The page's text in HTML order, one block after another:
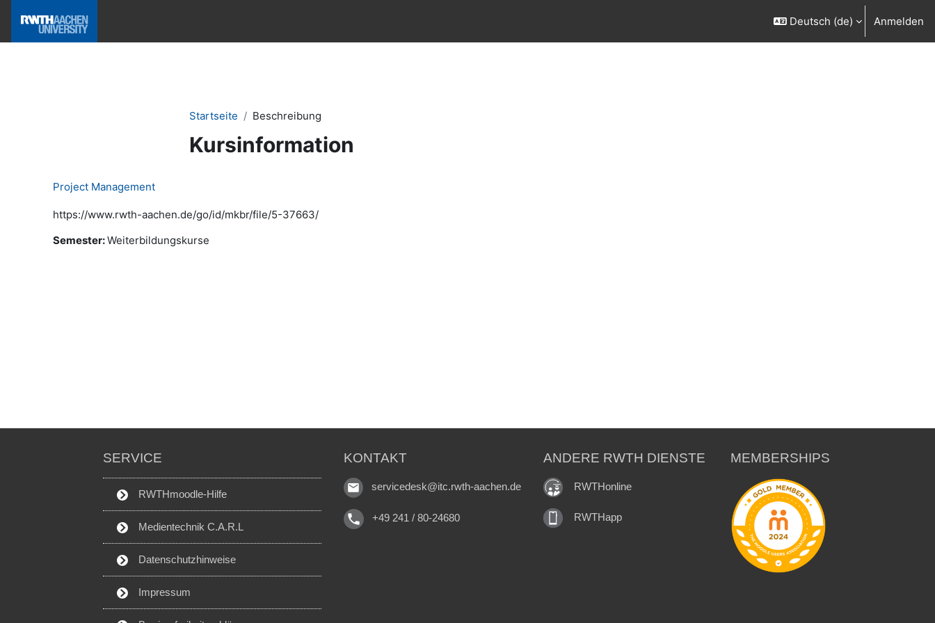
Deutsch ‎(de)‎ Anmelden
Startseite Beschreibung
Kursinformation
Project Management
https://www.rwth-aachen.de/go/id/mkbr/file/5-37663/
Semester:Weiterbildungskurse
SERVICE
RWTHmoodle-Hilfe
Medientechnik C.A.R.L
Datenschutzhinweise
Impressum
KONTAKT
servicedesk@itc.rwth-aachen.de
+49 241 / 80-24680
ANDERE RWTH DIENSTE
RWTHonline
RWTHapp
MEMBERSHIPS